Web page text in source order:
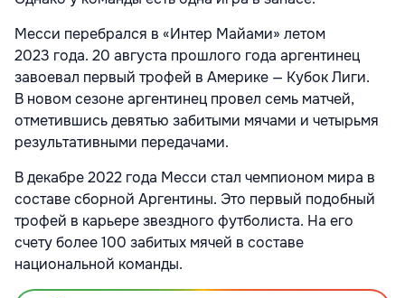
Месси перебрался в «Интер Майами» летом
2023 года. 20 августа прошлого года аргентинец
завоевал первый трофей в Америке — Кубок Лиги.
В новом сезоне аргентинец провел семь матчей,
отметившись девятью забитыми мячами и четырьмя
результативными передачами.
В декабре 2022 года Месси стал чемпионом мира в
составе сборной Аргентины. Это первый подобный
трофей в карьере звездного футболиста. На его
счету более 100 забитых мячей в составе
национальной команды.